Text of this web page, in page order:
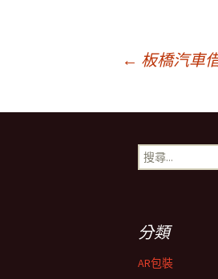
章
← 板橋汽車
搜
尋
分類
AR包裝